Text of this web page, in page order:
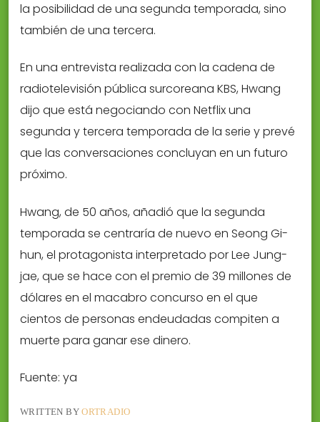
la posibilidad de una segunda temporada, sino
también de una tercera.
En una entrevista realizada con la cadena de
radiotelevisión pública surcoreana KBS, Hwang
dijo que está negociando con Netflix una
segunda y tercera temporada de la serie y prevé
que las conversaciones concluyan en un futuro
próximo.
Hwang, de 50 años, añadió que la segunda
temporada se centraría de nuevo en Seong Gi-
hun, el protagonista interpretado por Lee Jung-
jae, que se hace con el premio de 39 millones de
dólares en el macabro concurso en el que
cientos de personas endeudadas compiten a
muerte para ganar ese dinero.
Fuente: ya
WRITTEN BYORTRADIO